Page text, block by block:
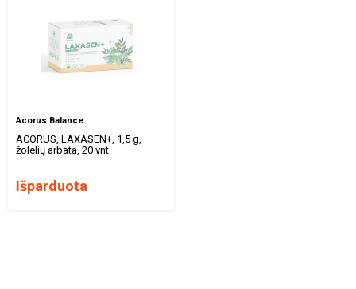
Acorus Balance
ACORUS, LAXASEN+, 1,5 g,
žolelių arbata, 20 vnt.
Išparduota